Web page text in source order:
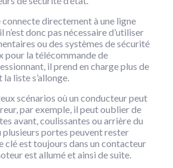
directement à une ligne
donc pas nécessaire d’utiliser
ou des systèmes de sécurité
pour la télécommande de
il prend en charge plus de
liste s’allonge.
scénarios où un conducteur peut
par exemple, il peut oublier de
avant, coulissantes ou arrière du
plusieurs portes peuvent rester
clé est toujours dans un contacteur
est allumé et ainsi de suite.